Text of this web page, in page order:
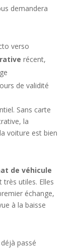
demandera
verso
récent,
de validité
Sans carte
la
voiture est bien
de véhicule
très utiles. Elles
échange,
à la baisse
passé